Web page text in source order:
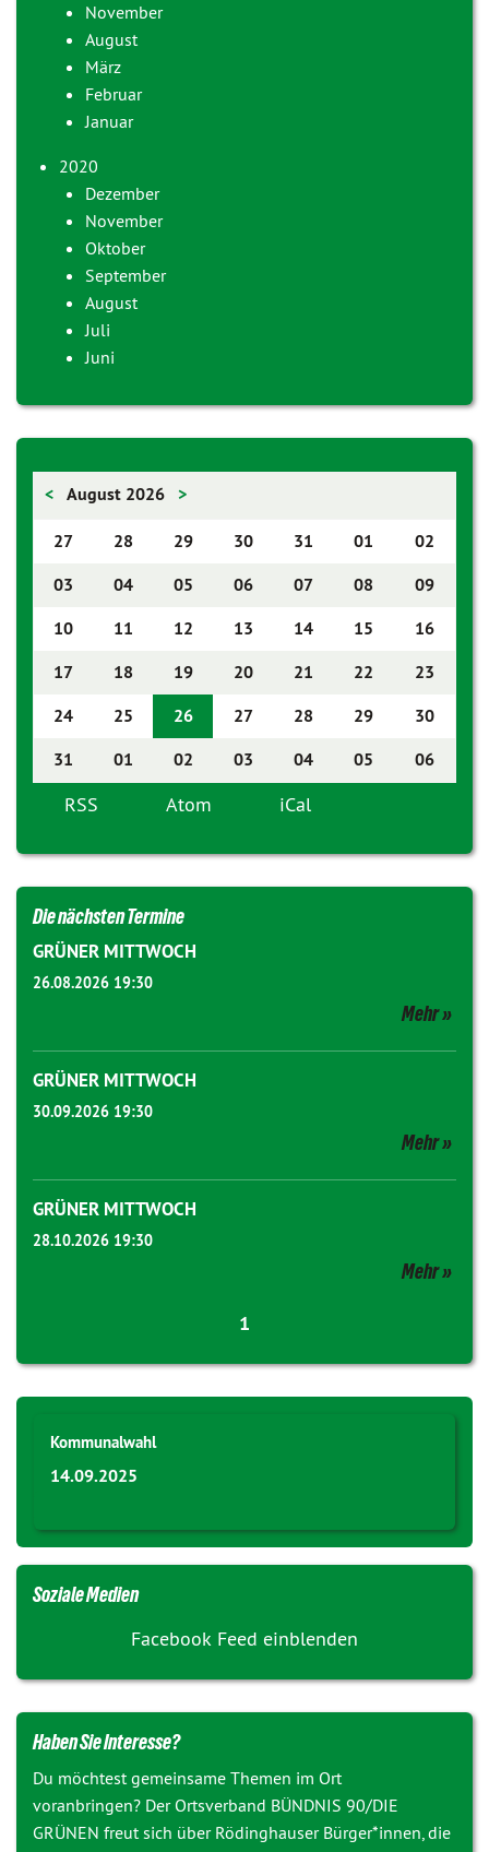
November
August
März
Februar
Januar
2020
Dezember
November
Oktober
September
August
Juli
Juni
< August 2026 >
27 28 29 30 31 01
02
03
04 05 06 07 08
09
10
11 12 13 14 15
16
17
18 19 20 21 22
23
24
25 26 27 28 29
30
31
01 02 03 04 05 06
RSS Atom iCal
Die nächsten Termine
GRÜNER MITTWOCH
26.08.2026 19:30
Mehr
GRÜNER MITTWOCH
30.09.2026 19:30
Mehr
GRÜNER MITTWOCH
28.10.2026 19:30
Mehr
1
Kommunalwahl
14.09.2025
Soziale Medien
Facebook Feed einblenden
Haben Sie Interesse?
Du möchtest gemeinsame Themen im Ort
voranbringen? Der Ortsverband BÜNDNIS 90/DIE
GRÜNEN freut sich über Rödinghauser Bürger*innen, die